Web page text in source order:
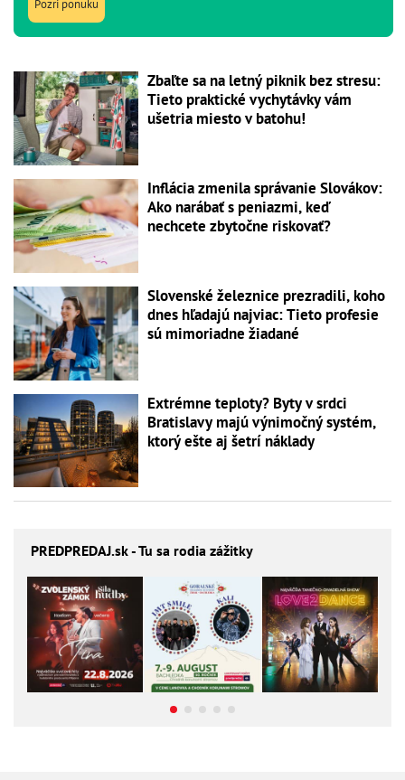
Pozri ponuku
Zbaľte sa na letný piknik bez stresu:
Tieto praktické vychytávky vám
ušetria miesto v batohu!
Inflácia zmenila správanie Slovákov:
Ako narábať s peniazmi, keď
nechcete zbytočne riskovať?
Slovenské železnice prezradili, koho
dnes hľadajú najviac: Tieto profesie
sú mimoriadne žiadané
Extrémne teploty? Byty v srdci
Bratislavy majú výnimočný systém,
ktorý ešte aj šetrí náklady
PREDPREDAJ.sk - Tu sa rodia zážitky